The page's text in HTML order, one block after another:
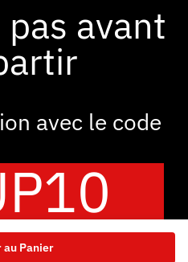
au Panier
avant
avec le code